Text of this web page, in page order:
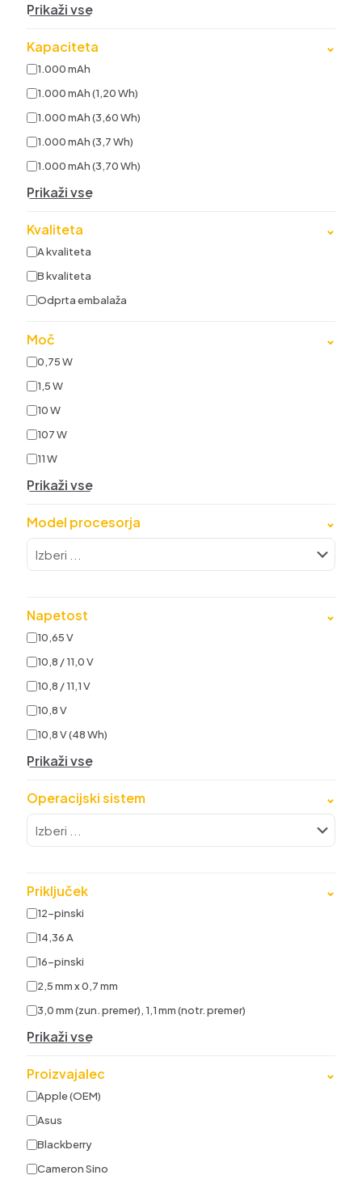
Prikaži vse
Kapaciteta ⌄
1.000 mAh
1.000 mAh (1,20 Wh)
1.000 mAh (3,60 Wh)
1.000 mAh (3,7 Wh)
1.000 mAh (3,70 Wh)
Prikaži vse
Kvaliteta ⌄
A kvaliteta
B kvaliteta
Odprta embalaža
Moč ⌄
0,75 W
1,5 W
10 W
107 W
11 W
Prikaži vse
Model procesorja ⌄
Napetost ⌄
10,65 V
10,8 / 11,0 V
10,8 / 11,1 V
10,8 V
10,8 V (48 Wh)
Prikaži vse
Operacijski sistem ⌄
Priključek ⌄
12-pinski
14,36 A
16-pinski
2,5 mm x 0,7 mm
3,0 mm (zun. premer), 1,1 mm (notr. premer)
Prikaži vse
Proizvajalec ⌄
Apple (OEM)
Asus
Blackberry
Cameron Sino